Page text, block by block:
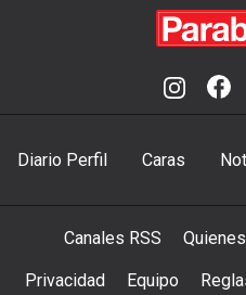
Diario Perfil Caras
Canales RSS
Privacidad Equipo